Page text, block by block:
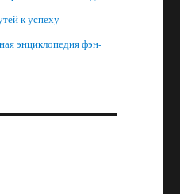
к успеху
энциклопедия фэн-